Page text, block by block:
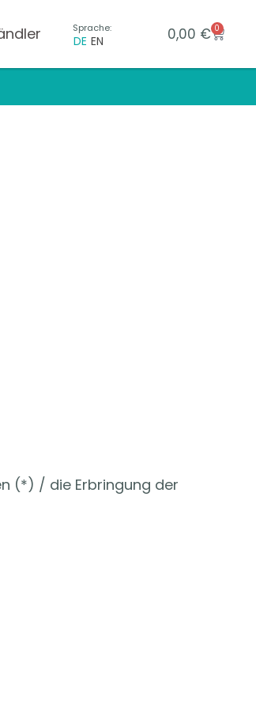
Sprache:
DE EN 0,00 € 0
(*) / die Erbringung der